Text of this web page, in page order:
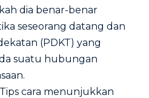
dia benar-benar
seseorang datang dan
(PDKT) yang
suatu hubungan
cara menunjukkan